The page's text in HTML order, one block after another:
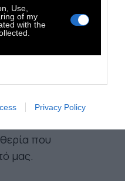
Use,
of my
with the
Privacy Policy
αυτό σημαίνει
στην πορεία. Η
στη μέση, όμως τα
τους με τους
από όλα αυτά
δοθεί η ελευθερία.
που
μας.